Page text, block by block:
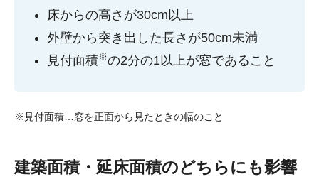
床からの高さが30cm以上
外壁から突き出した長さが50cm未満
見付面積※の2分の1以上が窓であること
※見付面積…窓を正面から見たときの幅のこと
建築面積・延床面積のどちらにも影響